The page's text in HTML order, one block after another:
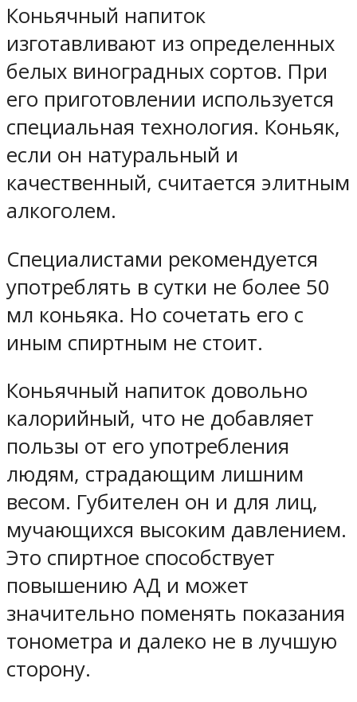
Коньячный напиток
изготавливают из определенных
белых виноградных сортов. При
его приготовлении используется
специальная технология. Коньяк,
если он натуральный и
качественный, считается элитным
алкоголем.
Специалистами рекомендуется
употреблять в сутки не более 50
мл коньяка. Но сочетать его с
иным спиртным не стоит.
Коньячный напиток довольно
калорийный, что не добавляет
пользы от его употребления
людям, страдающим лишним
весом. Губителен он и для лиц,
мучающихся высоким давлением.
Это спиртное способствует
повышению АД и может
значительно поменять показания
тонометра и далеко не в лучшую
сторону.